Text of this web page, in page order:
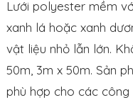
Lưới polyester mềm
xanh lá hoặc xanh
vật liệu nhỏ lẫn lớn.
50m, 3m x 50m. Sản
phù hợp cho các